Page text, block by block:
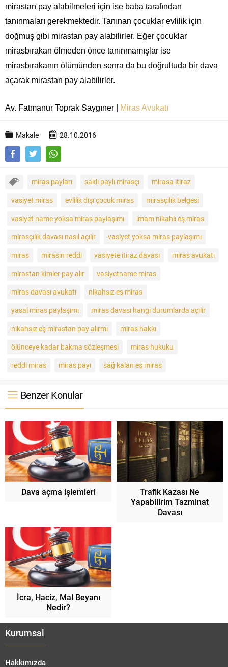
mirastan pay alabilmeleri için ise baba tarafından
tanınmaları gerekmektedir. Tanınan çocuklar evlilik için
doğmuş gibi mirastan pay alabilirler. Eğer çocuklar
mirasbırakan ölmeden önce tanınmamışlar ise
mirasbırakanın ölümünden sonra da bu doğrultuda bir dava
açarak mirastan pay alabilirler.
Av. Fatmanur Toprak Saygıner | Miras Avukatı
Makale 28.10.2016
miras payları saklı paylı mirasçı
mirasa itiraz
vasiyet miras
evlilik dışı çocuk miras
mirasçılık belgesi
vasiyet name yoksa miras paylaşımı
imam nikahlı eş miras
mirasçılık davası nasıl açılır
vasiyet yoksa miras paylaşımı
miras
mirasın reddi vasiyete itiraz davası
miras avukatı
mirastan kimler pay alır
vasiyetname miras
miras davası avukatı
nikahsız eş miras
yasal miras paylaşımı
miras davası hangi durumlarda açılır
nikahsız eş mirastan pay alırmı
miras hakkı
ölünceye kadar bakma sözleşmesi
miras hukuku
reddi miras
miras payı sağ kalan eş miras
Benzer Konular
Dava açma işlemleri
Trafik Kazası Ne
Yapabilirim Tazminat
Davası
İcra, Haciz, Mal Beyanı
Nedir?
Kurumsal
Hakkımızda